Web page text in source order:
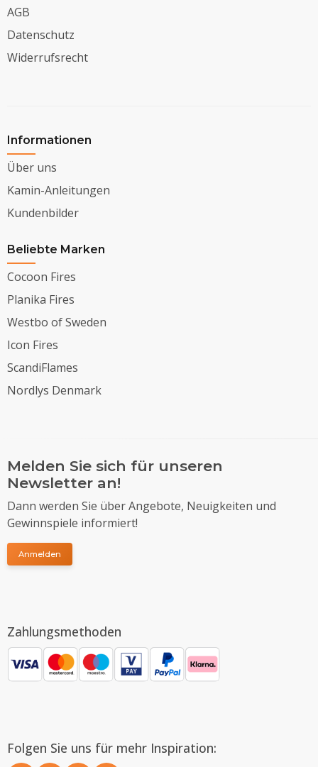
AGB
Datenschutz
Widerrufsrecht
Informationen
Über uns
Kamin-Anleitungen
Kundenbilder
Beliebte Marken
Cocoon Fires
Planika Fires
Westbo of Sweden
Icon Fires
ScandiFlames
Nordlys Denmark
Melden Sie sich für unseren
Newsletter an!
Dann werden Sie über Angebote, Neuigkeiten und
Gewinnspiele informiert!
Anmelden
Zahlungsmethoden
Folgen Sie uns für mehr Inspiration: